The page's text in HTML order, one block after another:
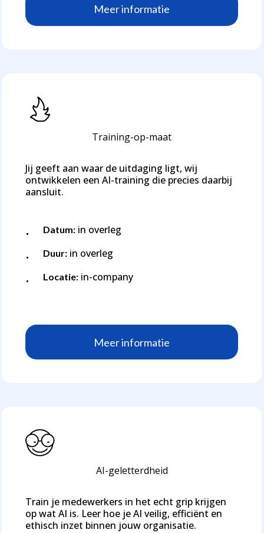
Meerinformatie
Training-op-maat
Jij geeft aan waar de uitdaging ligt, wij
ontwikkelen een AI-training die precies daarbij
aansluit.
Datum: in overleg
Duur: in overleg
Locatie: in-company
Meerinformatie
AI-geletterdheid
Train je medewerkers in het echt grip krijgen
op wat AI is. Leer hoe je AI veilig, efficiënt en
ethisch inzet binnen jouw organisatie.